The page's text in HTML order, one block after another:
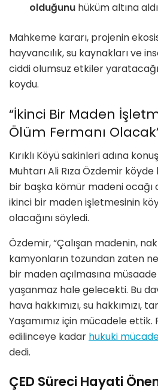
olduğunu hüküm altına
Mahkeme kararı, projenin
hayvancılık, su kaynakları ve
ciddi olumsuz etkiler
koydu.
“İkinci Bir Maden
Ölüm Fermanı
Kırıklı Köyü sakinleri adına
Muhtarı Ali Rıza Özdemir
bir başka kömür madeni
ikinci bir maden işletmesinin
olacağını söyledi.
Özdemir, “Çalışan madenin,
kamyonların tozundan zaten
bir maden açılmasına
yaşanmaz hale gelecekti. Bu
hava hakkımızı, su hakkımızı,
Yaşamımız için mücadele
edilinceye kadar hukuki
dedi.
ÇED Süreci Hayati